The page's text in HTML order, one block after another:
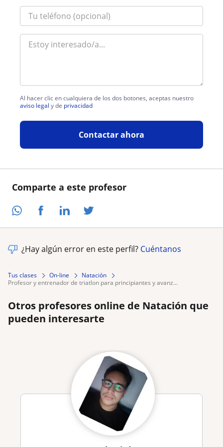
Comparte a este profesor
Al hacer clic en cualquiera de los dos botones, aceptas nuestro
aviso legal y de privacidad
Contactar ahora
¿Hay algún error en este perfil? Cuéntanos
Tus clases On-line
Natación
profesor y entrenador de triatlon para principiantes y avanz...
Otros profesores online de Natación que
pueden interesarte